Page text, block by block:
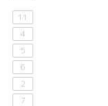
11
4
5
6
2
7